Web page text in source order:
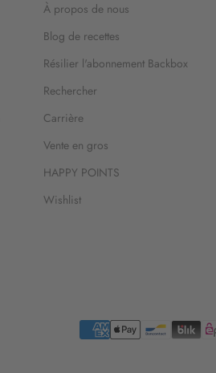
À propos de nous
Blog de recettes
Résilier l'abonnement Backbox
Rechercher
Carrière
Vente en gros
HAPPY POINTS
Wishlist